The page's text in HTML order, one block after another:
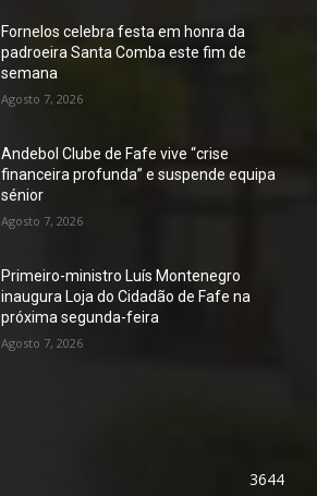
Fornelos celebra festa em honra da
padroeira Santa Comba este fim de
semana
Agosto 7, 2026
Andebol Clube de Fafe vive “crise
financeira profunda” e suspende equipa
sénior
Agosto 7, 2026
Primeiro-ministro Luís Montenegro
inaugura Loja do Cidadão de Fafe na
próxima segunda-feira
Agosto 7, 2026
3644